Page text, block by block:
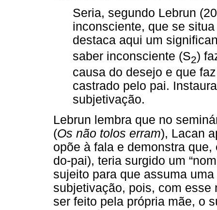
Seria, segundo Lebrun
inconsciente, que se
destaca aqui um
saber inconsciente (S2)
causa do desejo e que
castrado pelo pai.
subjetivação.
Lebrun lembra que no
(Os não tolos erram), Lacan
opõe à fala e demonstra
do-pai), teria surgido um
sujeito para que assuma
subjetivação, pois, com esse
ser feito pela própria mãe, o